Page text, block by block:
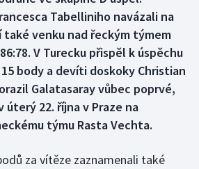
Tabelliniho navázali na
venku nad řeckým týmem
V Turecku přispěl k úspěchu
body a devíti doskoky Christian
Galatasaray vůbec poprvé,
úterý 22. října v Praze na
týmu Rasta Vechta.
za vítěze zaznamenali také